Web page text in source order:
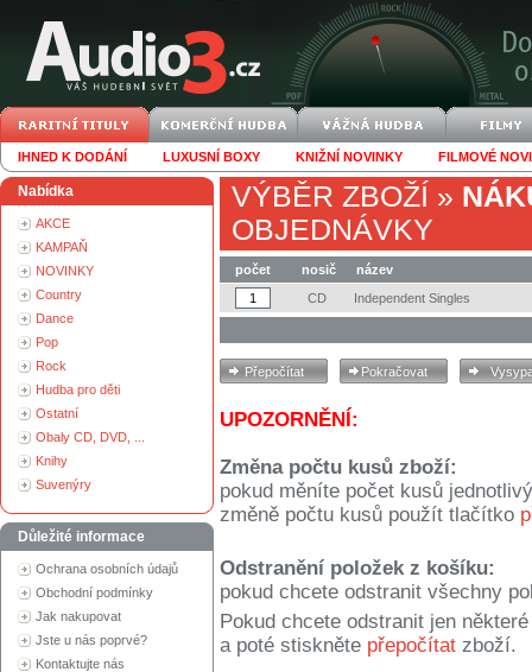
IHNED K DODÁNÍ LUXUSNÍ BOXY KNIŽNÍ NOVINKY FILMOVÉ
Nabídka
AKCE
KAMPAŇ
NOVINKY
Country
Dance
Pop
Rock
Hudba pro děti
Ostatní
Obaly CD, DVD, ...
Knihy
Suvenýry
Důležité informace
Ochrana osobních údajů
Obchodní podmínky
Jak nakupovat
Jste u nás poprvé?
Kontaktujte nás
VÝBĚR ZBOŽÍ »
OBJEDNÁVKY
počet nosič
název
CD
Independent Singles
UPOZORNĚNÍ:
Změna počtu kusů zboží:
pokud měníte počet kusů
změně počtu kusů použít tlačítko
Odstranění položek z košíku:
pokud chcete odstranit všechny
Pokud chcete odstranit jen
a poté stiskněte přepočítat zboží.